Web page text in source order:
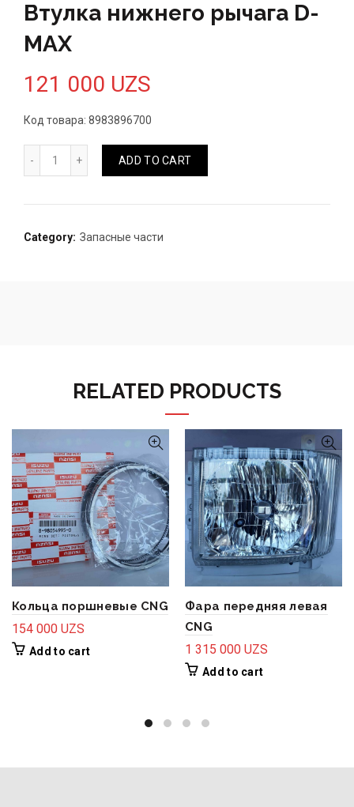
Втулка нижнего рычага D-
MAX
121 000 UZS
Код товара: 8983896700
ADD TO CART
Category: Запасные части
RELATED PRODUCTS
Кольца поршневые CNG
154 000 UZS
Add to cart
Фара передняя левая
CNG
1 315 000 UZS
Add to cart